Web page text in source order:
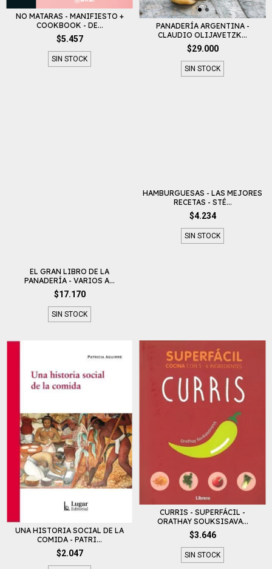
NO MATARAS - MANIFIESTO +
COOKBOOK - DE...
$5.457
SIN STOCK
PANADERÍA ARGENTINA -
CLAUDIO OLIJAVETZK...
$29.000
SIN STOCK
EL GRAN LIBRO DE LA
PANADERÍA - VARIOS A...
$17.170
SIN STOCK
HAMBURGUESAS - LAS MEJORES
RECETAS - STÉ...
$4.234
SIN STOCK
UNA HISTORIA SOCIAL DE LA
COMIDA - PATRI...
$2.047
CURRIS - SUPERFÁCIL -
ORATHAY SOUKSISAVA...
$3.646
SIN STOCK